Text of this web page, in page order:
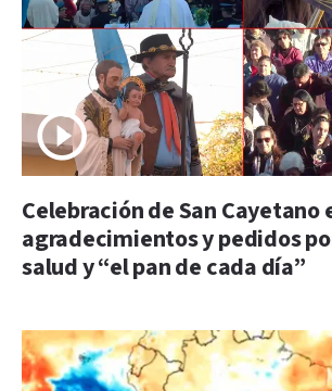
Celebración de San Cayetano
agradecimientos y pedidos
salud y “el pan de cada día”